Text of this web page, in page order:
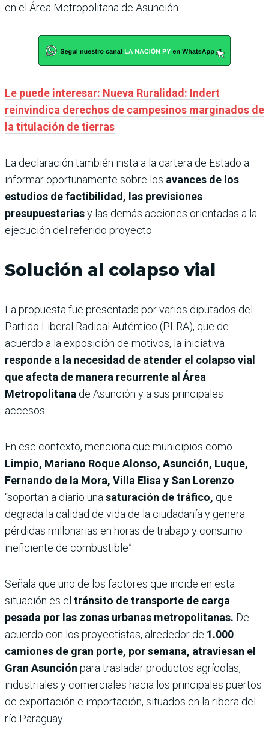
en el Área Metropolitana de Asunción.
Le puede interesar: Nueva Ruralidad: Indert
reinvindica derechos de campesinos marginados de
la titulación de tierras
La declaración también insta a la cartera de Estado a
informar oportunamente sobre los avances de los
estudios de factibilidad, las previsiones
presupuestariasy las demás acciones orientadas a la
ejecución del referido proyecto.
Solución al colapso vial
La propuesta fue presentada por varios diputados del
Partido Liberal Radical Auténtico (PLRA), que de
acuerdo a la exposición de motivos, la iniciativa
responde a la necesidad de atender el colapso vial
que afecta de manera recurrente al Área
Metropolitana de Asunción y a sus principales
accesos.
En ese contexto, menciona que municipios como
Limpio, Mariano Roque Alonso, Asunción, Luque,
Fernando de la Mora, Villa Elisa y San Lorenzo
“soportan a diario una saturación de tráfico, que
degrada la calidad de vida de la ciudadanía y genera
pérdidas millonarias en horas de trabajo y consumo
ineficiente de combustible”.
Señala que uno de los factores que incide en esta
situación es el tránsito de transporte de carga
pesada por las zonas urbanas metropolitanas. De
acuerdo con los proyectistas, alrededor de 1.000
camiones de gran porte, por semana, atraviesan el
Gran Asunción para trasladar productos agrícolas,
industriales y comerciales hacia los principales puertos
de exportación e importación, situados en la ribera del
río Paraguay.